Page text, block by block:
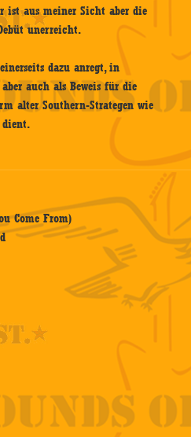
ist aus meiner Sicht aber die
unerreicht.
dazu anregt, in
auch als Beweis für die
alter Southern-Strategen wie
dient.
Come From)